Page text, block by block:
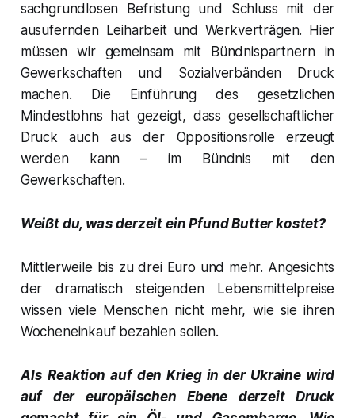
sachgrundlosen Befristung und Schluss mit der
ausufernden Leiharbeit und Werkverträgen. Hier
müssen wir gemeinsam mit Bündnispartnern in
Gewerkschaften und Sozialverbänden Druck
machen. Die Einführung des gesetzlichen
Mindestlohns hat gezeigt, dass gesellschaftlicher
Druck auch aus der Oppositionsrolle erzeugt
werden kann – im Bündnis mit den
Gewerkschaften.
Weißt du, was derzeit ein Pfund Butter kostet?
Mittlerweile bis zu drei Euro und mehr. Angesichts
der dramatisch steigenden Lebensmittelpreise
wissen viele Menschen nicht mehr, wie sie ihren
Wocheneinkauf bezahlen sollen.
Als Reaktion auf den Krieg in der Ukraine wird
auf der europäischen Ebene derzeit Druck